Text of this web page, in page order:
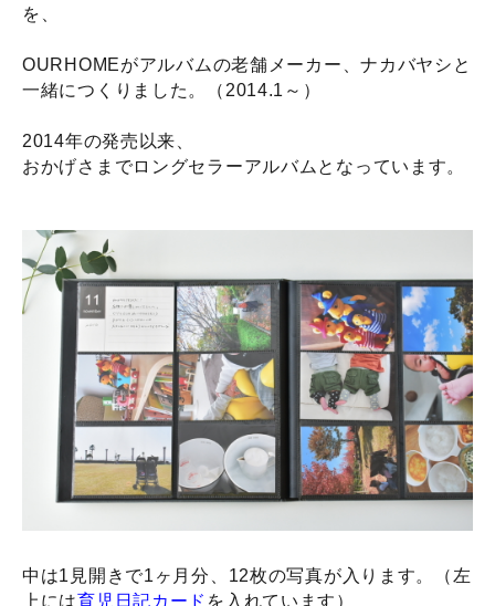
を、
OURHOMEがアルバムの老舗メーカー、ナカバヤシと
一緒につくりました。（2014.1～）
2014年の発売以来、
おかげさまでロングセラーアルバムとなっています。
中は1見開きで1ヶ月分、12枚の写真が入ります。（左
上には育児日記カード を入れています）